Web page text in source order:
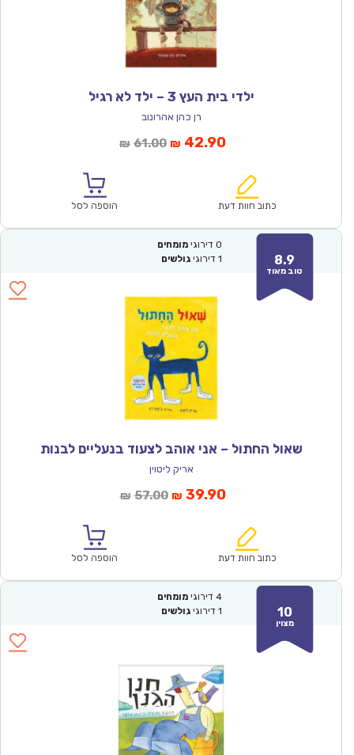
ילדי בית העץ 3 – ילד לא רגיל
רן כהן אהרונוב
₪ 61.00המחיר
₪61.00.
₪ 42.90המחיר
הוא:
כתוב חוות דעת הוספה לסל
8.9
טוב מאוד
0 דירוגי מומחים
1 דירוגי גולשים
שאול החתול – אני אוהב לצעוד בנעליים לבנות
אריק ליטוין
₪ 57.00המחיר
₪57.00.
₪ 39.90המחיר
הוא:
כתוב חוות דעת הוספה לסל
10
מצוין
4 דירוגי מומחים
1 דירוגי גולשים